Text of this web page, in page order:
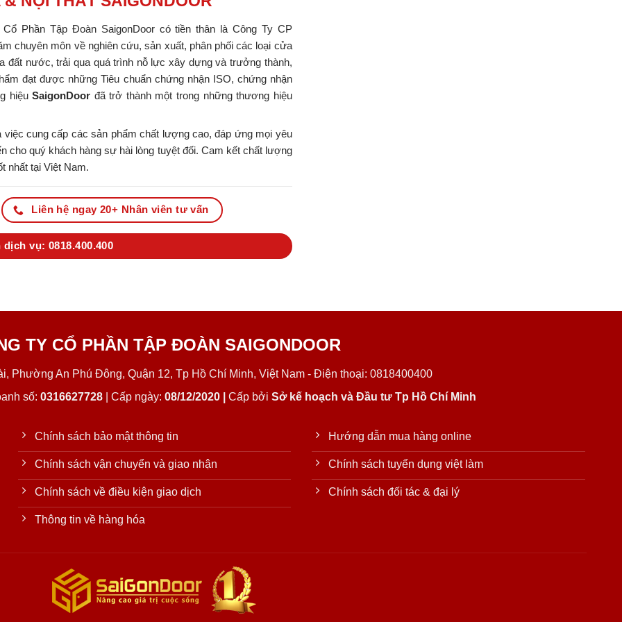
Phần Tập Đoàn SaigonDoor có tiền thân là Công Ty CP
chuyên môn về nghiên cứu, sản xuất, phân phối các loại cửa
đất nước, trải qua quá trình nỗ lực xây dựng và trưởng thành,
đạt được những Tiêu chuẩn chứng nhận ISO, chứng nhận
hiệuSaigonDoor đã trở thành một trong những thương hiệu
việc cung cấp các sản phẩm chất lượng cao, đáp ứng mọi yêu
cho quý khách hàng sự hài lòng tuyệt đối. Cam kết chất lượng
nhất tại Việt Nam.
Liên hệ ngay 20+ Nhân viên tư vấn
vụ: 0818.400.400
TY CỔ PHẦN TẬP ĐOÀN SAIGONDOOR
Phường An Phú Đông, Quận 12, Tp Hồ Chí Minh, Việt Nam - Điện thoại: 0818400400
số: 0316627728| Cấp ngày: 08/12/2020 | Cấp bởi Sở kế hoạch và Đầu tư Tp Hồ Chí Minh
Chính sách bảo mật thông tin
Chính sách vận chuyển và giao nhận
Chính sách về điều kiện giao dịch
Thông tin về hàng hóa
Hướng dẫn mua hàng online
Chính sách tuyển dụng việt làm
Chính sách đối tác & đại lý